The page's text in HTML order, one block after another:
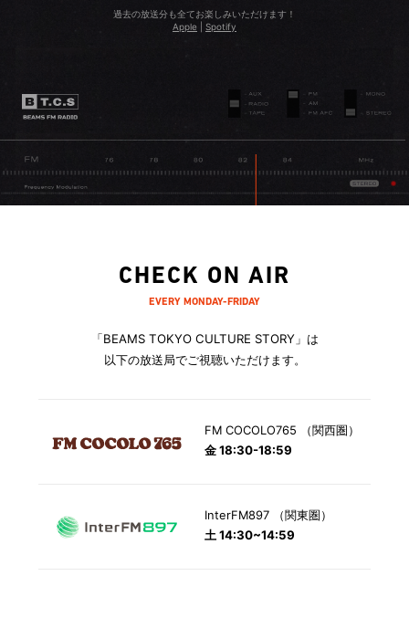
過去の放送分も全てお楽しみいただけます！
Apple
Spotify
CHECK ON AIR
EVERY MONDAY-FRIDAY
「BEAMS TOKYO CULTURE STORY」は
以下の放送局でご視聴いただけます。
FM COCOLO765 （関西圏）
金 18:30-18:59
InterFM897 （関東圏）
土 14:30~14:59